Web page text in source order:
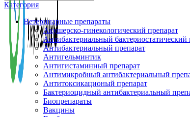
Категория
Ветеринарные препараты
Акушерско-гинекологический препарат
Антибактериальный бактериостатический
Антибактериальный препарат
Антигельминтик
Антигистаминный препарат
Антимикробный антибактериальный
Антитоксикационый препарат
Бактериоцидный антибактериальный
Биопрепараты
Вакцины